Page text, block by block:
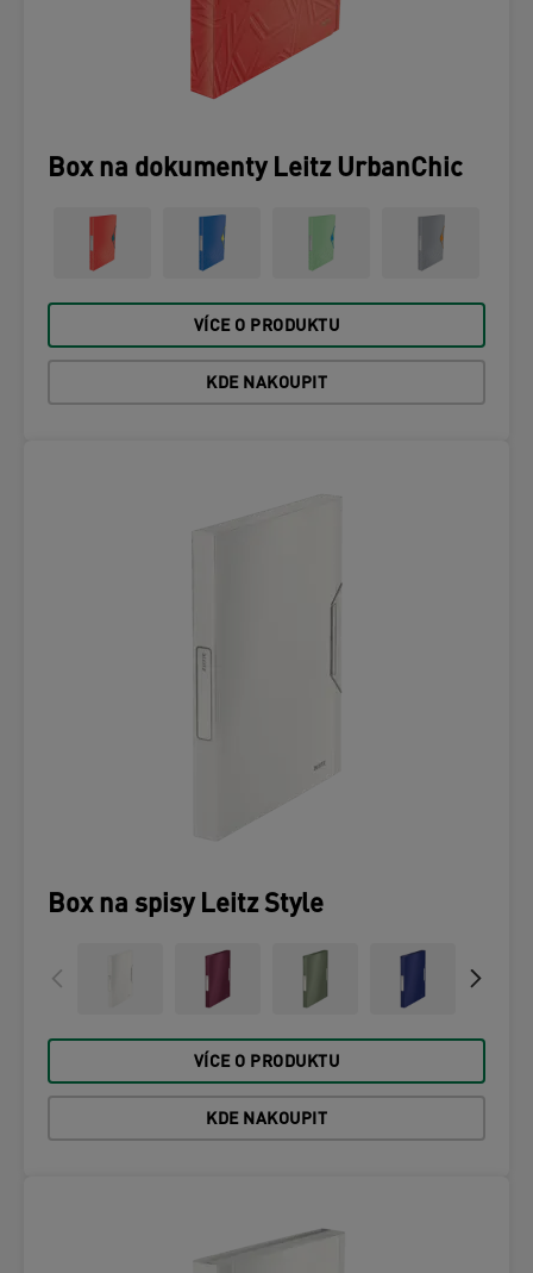
Box na dokumenty Leitz UrbanChic
VÍCE O PRODUKTU
KDE NAKOUPIT
Box na spisy Leitz Style
VÍCE O PRODUKTU
KDE NAKOUPIT